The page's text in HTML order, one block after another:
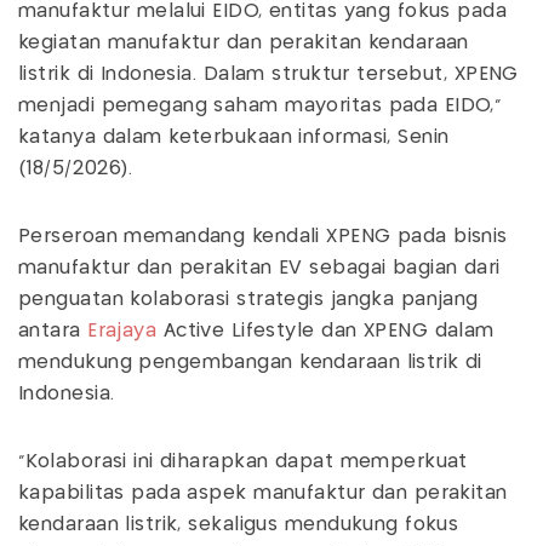
manufaktur melalui EIDO, entitas yang fokus pada
kegiatan manufaktur dan perakitan kendaraan
listrik di Indonesia. Dalam struktur tersebut, XPENG
menjadi pemegang saham mayoritas pada EIDO,"
katanya dalam keterbukaan informasi, Senin
(18/5/2026).
Perseroan memandang kendali XPENG pada bisnis
manufaktur dan perakitan EV sebagai bagian dari
penguatan kolaborasi strategis jangka panjang
antara Erajaya Active Lifestyle dan XPENG dalam
mendukung pengembangan kendaraan listrik di
Indonesia.
"Kolaborasi ini diharapkan dapat memperkuat
kapabilitas pada aspek manufaktur dan perakitan
kendaraan listrik, sekaligus mendukung fokus